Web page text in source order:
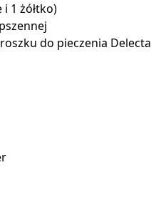
i 1 żółtko)
do pieczenia Delecta